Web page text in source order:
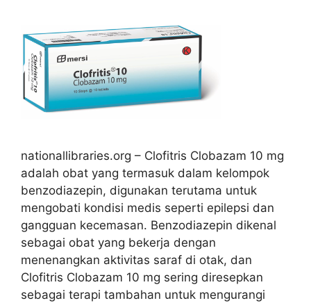
nationallibraries.org – Clofitris Clobazam 10 mg
adalah obat yang termasuk dalam kelompok
benzodiazepin, digunakan terutama untuk
mengobati kondisi medis seperti epilepsi dan
gangguan kecemasan. Benzodiazepin dikenal
sebagai obat yang bekerja dengan
menenangkan aktivitas saraf di otak, dan
Clofitris Clobazam 10 mg sering diresepkan
sebagai terapi tambahan untuk mengurangi